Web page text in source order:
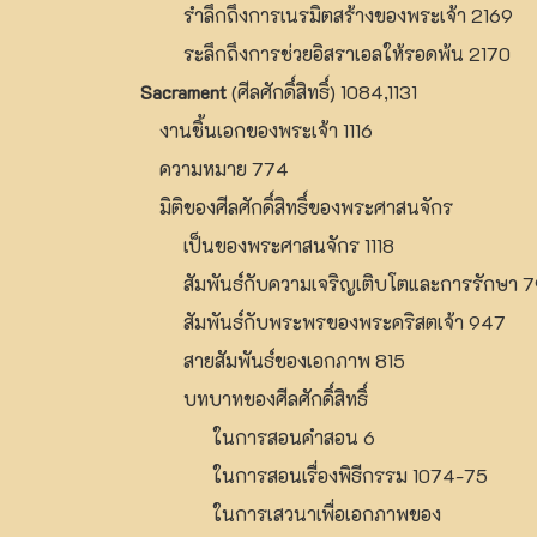
รำลึกถึงการเนรมิตสร้างของพระเจ้า 2169
ระลึกถึงการช่วยอิสราเอลให้รอดพ้น 2170
Sacrament(ศีลศักดิ์สิทธิ์) 1084,1131
งานชิ้นเอกของพระเจ้า 1116
ความหมาย 774
มิติของศีลศักดิ์สิทธิ์ของพระศาสนจักร
เป็นของพระศาสนจักร 1118
สัมพันธ์กับความเจริญเติบโตและการรักษา
สัมพันธ์กับพระพรของพระคริสตเจ้า 947
สายสัมพันธ์ของเอกภาพ 815
บทบาทของศีลศักดิ์สิทธิ์
ในการสอนคำสอน 6
ในการสอนเรื่องพิธีกรรม 1074-75
ในการเสวนาเพื่อเอกภาพของ